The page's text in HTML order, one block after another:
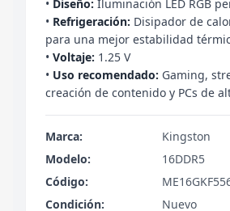
• Diseño: Iluminación LED RGB
• Refrigeración: Disipador de
para una mejor estabilidad
• Voltaje: 1.25 V
• Uso recomendado: Gaming,
creación de contenido y PCs de
Marca:
Kingston
Modelo:
16DDR5
Código:
Condición:
Nuevo